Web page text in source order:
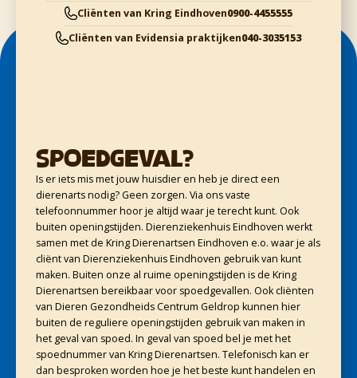
Cliënten van Kring Eindhoven0900-4455555
Cliënten van Evidensia praktijken040-3035153
Spoedgeval?
Is er iets mis met jouw huisdier en heb je direct een
dierenarts nodig? Geen zorgen. Via ons vaste
telefoonnummer hoor je altijd waar je terecht kunt. Ook
buiten openingstijden. Dierenziekenhuis Eindhoven werkt
samen met de Kring Dierenartsen Eindhoven e.o. waar je als
cliënt van Dierenziekenhuis Eindhoven gebruik van kunt
maken. Buiten onze al ruime openingstijden is de Kring
Dierenartsen bereikbaar voor spoedgevallen. Ook cliënten
van Dieren Gezondheids Centrum Geldrop kunnen hier
buiten de reguliere openingstijden gebruik van maken in
het geval van spoed. In geval van spoed bel je met het
spoednummer van Kring Dierenartsen. Telefonisch kan er
dan besproken worden hoe je het beste kunt handelen en